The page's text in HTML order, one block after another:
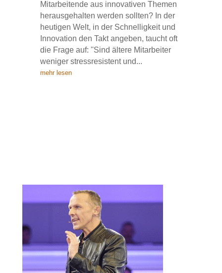
Mitarbeitende aus innovativen Themen
herausgehalten werden sollten? In der
heutigen Welt, in der Schnelligkeit und
Innovation den Takt angeben, taucht oft
die Frage auf: ''Sind ältere Mitarbeiter
weniger stressresistent und...
mehr lesen